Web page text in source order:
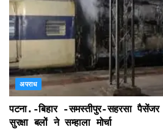
अपराध
पटना.-बिहार -समस्तीपुर-सहरसा
सुरक्षा बलों ने सम्हाला मोर्चा